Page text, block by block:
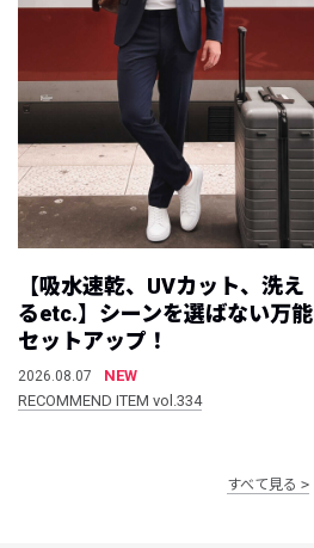
【吸水速乾、UVカット、洗え
るetc.】シーンを選ばない万能
セットアップ！
2026.08.07
NEW
RECOMMEND ITEM vol.334
すべて見る